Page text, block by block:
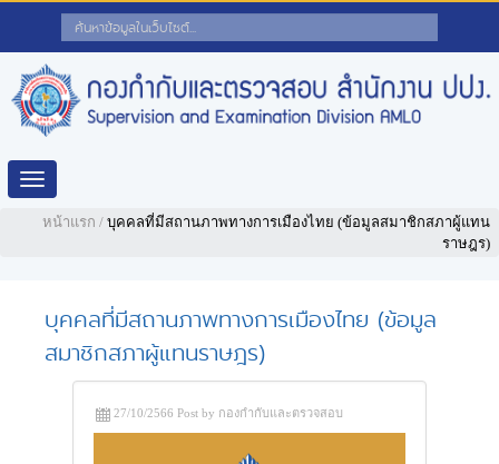
Toggle
navigation
หน้าแรก / บุคคลที่มีสถานภาพทางการเมืองไทย (ข้อมูลสมาชิกสภาผู้แทน
ราษฎร)
บุคคลที่มีสถานภาพทางการเมืองไทย (ข้อมูล
สมาชิกสภาผู้แทนราษฎร)
27/10/2566 Post by กองกำกับและตรวจสอบ